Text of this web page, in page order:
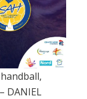
DANIEL